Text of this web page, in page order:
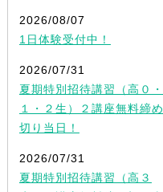
2026/08/07
1日体験受付中！
2026/07/31
夏期特別招待講習（高０・
１・２生）２講座無料締め
切り当日！
2026/07/31
夏期特別招待講習（高３